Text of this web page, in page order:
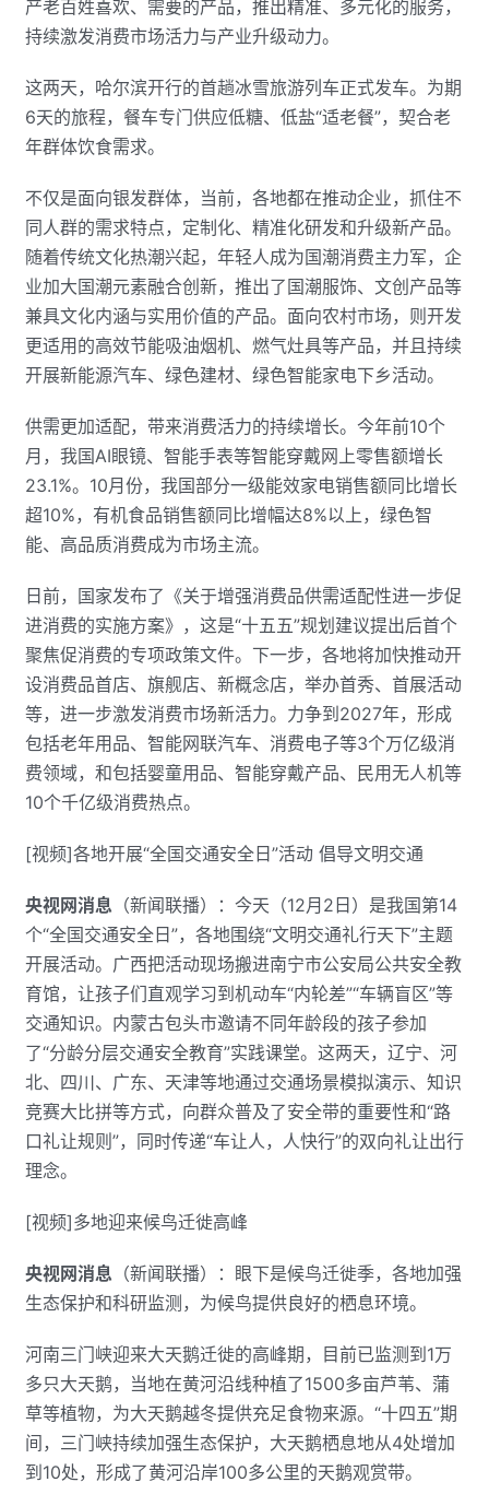
产老百姓喜欢、需要的产品，推出精准、多元化的服务，
持续激发消费市场活力与产业升级动力。
这两天，哈尔滨开行的首趟冰雪旅游列车正式发车。为期
6天的旅程，餐车专门供应低糖、低盐“适老餐”，契合老
年群体饮食需求。
不仅是面向银发群体，当前，各地都在推动企业，抓住不
同人群的需求特点，定制化、精准化研发和升级新产品。
随着传统文化热潮兴起，年轻人成为国潮消费主力军，企
业加大国潮元素融合创新，推出了国潮服饰、文创产品等
兼具文化内涵与实用价值的产品。面向农村市场，则开发
更适用的高效节能吸油烟机、燃气灶具等产品，并且持续
开展新能源汽车、绿色建材、绿色智能家电下乡活动。
供需更加适配，带来消费活力的持续增长。今年前10个
月，我国AI眼镜、智能手表等智能穿戴网上零售额增长
23.1%。10月份，我国部分一级能效家电销售额同比增长
超10%，有机食品销售额同比增幅达8%以上，绿色智
能、高品质消费成为市场主流。
日前，国家发布了《关于增强消费品供需适配性进一步促
进消费的实施方案》，这是“十五五”规划建议提出后首个
聚焦促消费的专项政策文件。下一步，各地将加快推动开
设消费品首店、旗舰店、新概念店，举办首秀、首展活动
等，进一步激发消费市场新活力。力争到2027年，形成
包括老年用品、智能网联汽车、消费电子等3个万亿级消
费领域，和包括婴童用品、智能穿戴产品、民用无人机等
10个千亿级消费热点。
[视频]各地开展“全国交通安全日”活动 倡导文明交通
央视网消息 （新闻联播）：今天（12月2日）是我国第14
个“全国交通安全日”，各地围绕“文明交通礼行天下”主题
开展活动。广西把活动现场搬进南宁市公安局公共安全教
育馆，让孩子们直观学习到机动车“内轮差”“车辆盲区”等
交通知识。内蒙古包头市邀请不同年龄段的孩子参加
了“分龄分层交通安全教育”实践课堂。这两天，辽宁、河
北、四川、广东、天津等地通过交通场景模拟演示、知识
竞赛大比拼等方式，向群众普及了安全带的重要性和“路
口礼让规则”，同时传递“车让人，人快行”的双向礼让出行
理念。
[视频]多地迎来候鸟迁徙高峰
央视网消息 （新闻联播）：眼下是候鸟迁徙季，各地加强
生态保护和科研监测，为候鸟提供良好的栖息环境。
河南三门峡迎来大天鹅迁徙的高峰期，目前已监测到1万
多只大天鹅，当地在黄河沿线种植了1500多亩芦苇、蒲
草等植物，为大天鹅越冬提供充足食物来源。“十四五”期
间，三门峡持续加强生态保护，大天鹅栖息地从4处增加
到10处，形成了黄河沿岸100多公里的天鹅观赏带。